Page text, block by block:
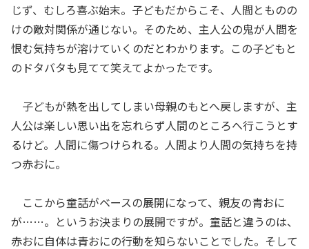
じず、むしろ喜ぶ始末。子どもだからこそ、人間とものの
けの敵対関係が通じない。そのため、主人公の鬼が人間を
恨む気持ちが溶けていくのだとわかります。この子どもと
のドタバタも見てて笑えてよかったです。
子どもが熱を出してしまい母親のもとへ戻しますが、主
人公は楽しい思い出を忘れらず人間のところへ行こうとす
るけど。人間に傷つけられる。人間より人間の気持ちを持
つ赤おに。
ここから童話がベースの展開になって、親友の青おに
が……。というお決まりの展開ですが。童話と違うのは、
赤おに自体は青おにの行動を知らないことでした。そして